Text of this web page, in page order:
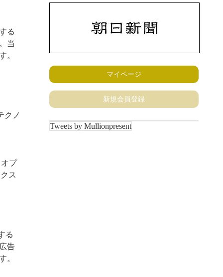
る
当
。
クノ
プ
ス
る
告
。
マイページ
新規会員登録
Tweets by Mullionpresent